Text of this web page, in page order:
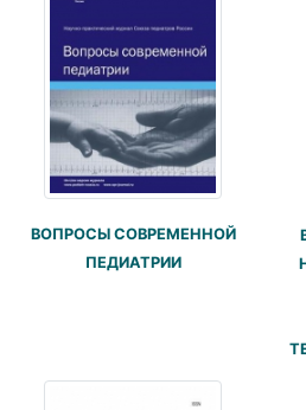
ВОПРОСЫ СОВРЕМЕННОЙ
ПЕДИАТРИИ